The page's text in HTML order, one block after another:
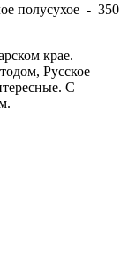
полусухое - 350
крае.
Русское
С